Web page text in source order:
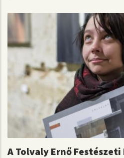
A Tolvaly Ernő Festészeti